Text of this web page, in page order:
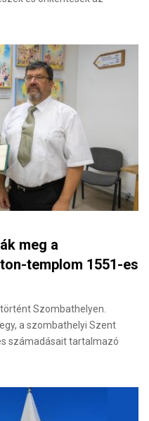
meg a
templom 1551-es
Szombathelyen.
a szombathelyi Szent
számadásait tartalmazó